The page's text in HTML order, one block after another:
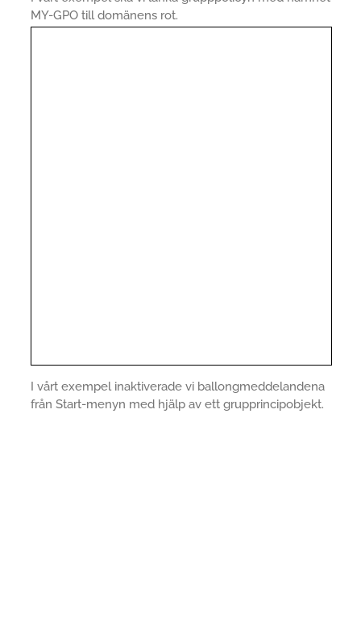
MY-GPO till domänens rot.
I vårt exempel inaktiverade vi ballongmeddelandena
från Start-menyn med hjälp av ett grupprincipobjekt.